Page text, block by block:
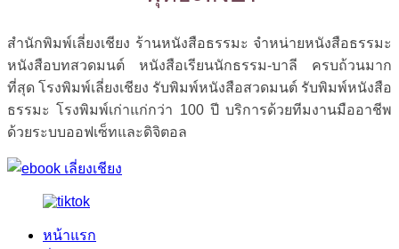
สำนักพิมพ์เลี่ยงเชียง ร้านหนังสือธรรมะ จำหน่ายหนังสือธรรมะ
หนังสือบทสวดมนต์ หนังสือเรียนนักธรรม-บาลี ครบถ้วนมาก
ที่สุด โรงพิมพ์เลี่ยงเชียง รับพิมพ์หนังสือสวดมนต์ รับพิมพ์หนังสือ
ธรรมะ โรงพิมพ์เก่าแก่กว่า 100 ปี บริการด้วยทีมงานมืออาชีพ
ด้วยระบบออฟเซ็ทและดิจิตอล
หน้าแรก